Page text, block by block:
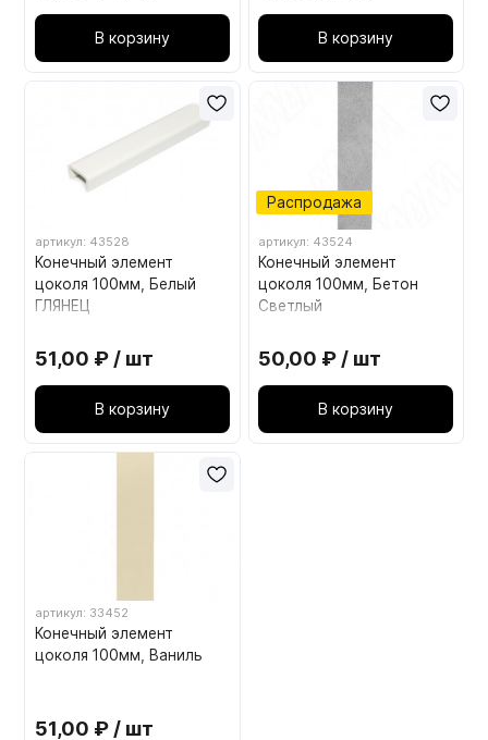
В корзину В корзину
артикул: 43528
Конечный элемент
цоколя 100мм, Белый
ГЛЯНЕЦ
51,00 ₽ / шт
В корзину
Распродажа
артикул: 43524
Конечный элемент
цоколя 100мм, Бетон
Светлый
50,00 ₽ / шт
В корзину
артикул: 33452
Конечный элемент
цоколя 100мм, Ваниль
51,00 ₽ / шт